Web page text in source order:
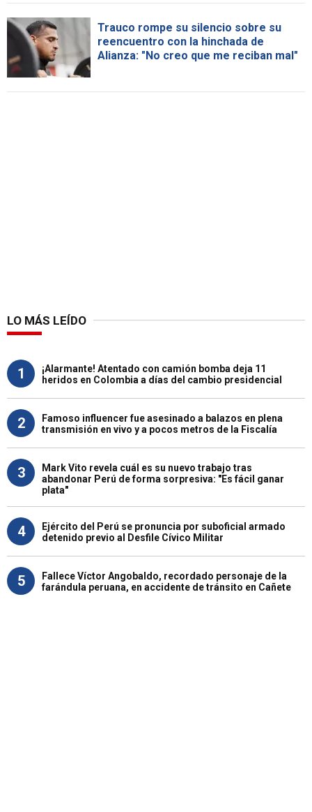
Trauco rompe su silencio sobre su
reencuentro con la hinchada de
Alianza: "No creo que me reciban mal"
LO MÁS LEÍDO
1
¡Alarmante! Atentado con camión bomba deja 11
heridos en Colombia a días del cambio presidencial
2
Famoso influencer fue asesinado a balazos en plena
transmisión en vivo y a pocos metros de la Fiscalía
3
Mark Vito revela cuál es su nuevo trabajo tras
abandonar Perú de forma sorpresiva: "Es fácil ganar
plata"
4
Ejército del Perú se pronuncia por suboficial armado
detenido previo al Desfile Cívico Militar
5
Fallece Víctor Angobaldo, recordado personaje de la
farándula peruana, en accidente de tránsito en Cañete